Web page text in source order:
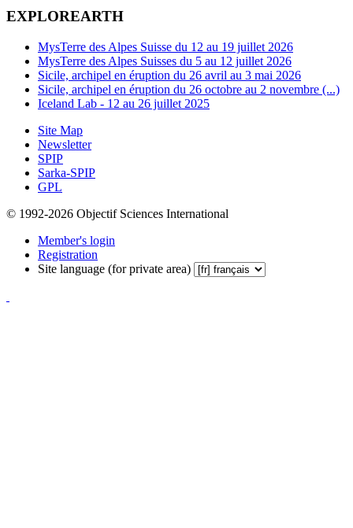
EXPLOREARTH
MysTerre des Alpes Suisse du 12 au 19 juillet 2026
MysTerre des Alpes Suisses du 5 au 12 juillet 2026
Sicile, archipel en éruption du 26 avril au 3 mai 2026
Sicile, archipel en éruption du 26 octobre au 2 novembre (...)
Iceland Lab - 12 au 26 juillet 2025
Site Map
Newsletter
SPIP
Sarka-SPIP
GPL
© 1992-2026 Objectif Sciences International
Member's login
Registration
Site language (for private area)